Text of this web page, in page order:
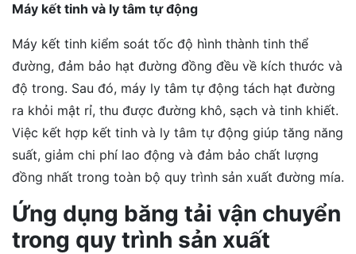
Máy kết tinh và ly tâm tự động
Máy kết tinh kiểm soát tốc độ hình thành tinh thể
đường, đảm bảo hạt đường đồng đều về kích thước và
độ trong. Sau đó, máy ly tâm tự động tách hạt đường
ra khỏi mật rỉ, thu được đường khô, sạch và tinh khiết.
Việc kết hợp kết tinh và ly tâm tự động giúp tăng năng
suất, giảm chi phí lao động và đảm bảo chất lượng
đồng nhất trong toàn bộ quy trình sản xuất đường mía.
Ứng dụng băng tải vận chuyển
trong quy trình sản xuất